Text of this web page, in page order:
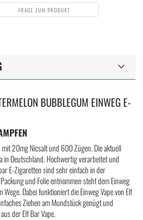
FRAGE ZUM PRODUKT
BUBBLEGUM EINWEG E-
mit 20mg Nicsalt und 600 Zügen. Die aktuell
in Deutschland. Hochwertig verarbeitet und
E-Zigaretten sind sehr einfach in der
und Folie entnommen steht dem Einweg
Dabei funktioniert die Einweg Vape von Elf
Ziehen am Mundstück genügt und
der Elf Bar Vape.